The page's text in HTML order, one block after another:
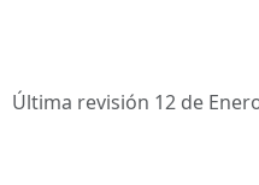
Última revisión 12 de